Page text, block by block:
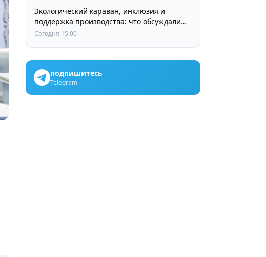
Экологический караван, инклюзия и
поддержка производства: что обсуждали
партии в регионах
Сегодня 15:00
подпишитесь
Telegram